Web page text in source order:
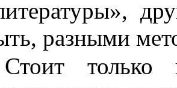
разными
Стоит